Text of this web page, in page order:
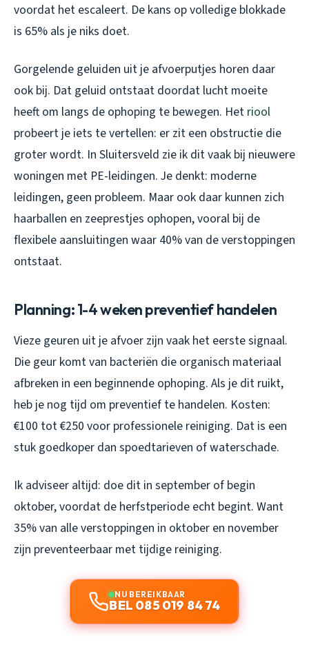
voordat het escaleert. De kans op volledige blokkade
is 65% als je niks doet.
Gorgelende geluiden uit je afvoerputjes horen daar
ook bij. Dat geluid ontstaat doordat lucht moeite
heeft om langs de ophoping te bewegen. Het riool
probeert je iets te vertellen: er zit een obstructie die
groter wordt. In Sluitersveld zie ik dit vaak bij nieuwere
woningen met PE-leidingen. Je denkt: moderne
leidingen, geen probleem. Maar ook daar kunnen zich
haarballen en zeeprestjes ophopen, vooral bij de
flexibele aansluitingen waar 40% van de verstoppingen
ontstaat.
Planning: 1-4 weken preventief handelen
Vieze geuren uit je afvoer zijn vaak het eerste signaal.
Die geur komt van bacteriën die organisch materiaal
afbreken in een beginnende ophoping. Als je dit ruikt,
heb je nog tijd om preventief te handelen. Kosten:
€100 tot €250 voor professionele reiniging. Dat is een
stuk goedkoper dan spoedtarieven of waterschade.
Ik adviseer altijd: doe dit in september of begin
oktober, voordat de herfstperiode echt begint. Want
35% van alle verstoppingen in oktober en november
zijn preventeerbaar met tijdige reiniging.
NU BEREIKBAAR
BEL 085 019 84 74